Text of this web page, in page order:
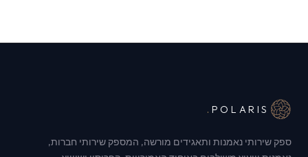
POLARIS
.
ספק שירותי נאמנות ותאגידים מורשה, המספק שירותי חברות,